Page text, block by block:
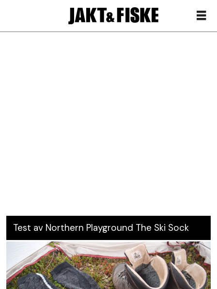
Test av Northern Playground The Ski Sock